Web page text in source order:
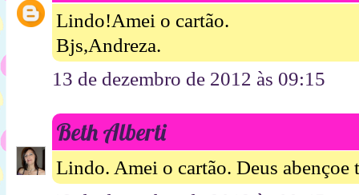
Lindo!Amei o cartão.
Bjs,Andreza.
13 de dezembro de 2012 às 09:15
Beth Alberti
Lindo. Amei o cartão. Deus abençoe